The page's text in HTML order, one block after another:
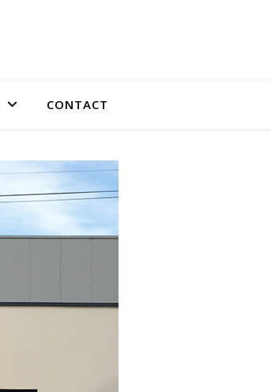
CONTACT